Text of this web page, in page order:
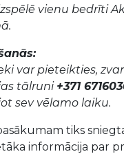
vienu bedrīti
var pieteikties,
tālruni +371
sev vēlamo laiku.
tiks
informācija par